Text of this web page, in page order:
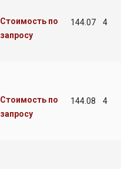
Стоимость по
запросу
144.07 4
Стоимость по
запросу
144.08 4